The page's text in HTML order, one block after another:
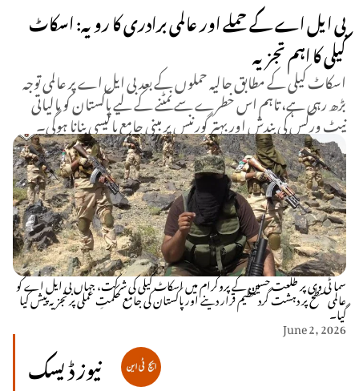
بی ایل اے کے حملے اور عالمی برادری کا رویہ: اسکاٹ
کیلی کا اہم تجزیہ
اسکاٹ کیلی کے مطابق حالیہ حملوں کے بعد بی ایل اے پر عالمی توجہ
بڑھ رہی ہے، تاہم اس خطرے سے نمٹنے کے لیے پاکستان کو مالیاتی
نیٹ ورکس کی بندش اور بہتر گورننس پر مبنی جامع پالیسی بنانا ہوگی۔
سما ٹی وی پر طلعت حسین کے پروگرام میں اسکاٹ کیلی کی شرکت، جہاں بی ایل اے کو
عالمی سطح پر دہشت گرد تنظیم قرار دینے اور پاکستان کی جامع حکمتِ عملی پر تجزیہ پیش کیا
گیا۔
June 2, 2026
نیوز ڈیسک